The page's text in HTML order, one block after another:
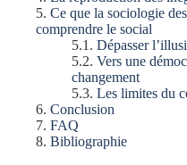
Ce que la sociologie
comprendre le social
Dépasser
Vers une
changement
Les limites du
Conclusion
FAQ
Bibliographie